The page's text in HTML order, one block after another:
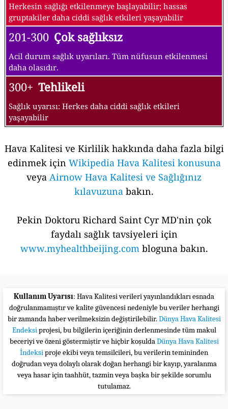
Herkesin sağlığı etkilenmeye başlayabilir; hassas
gruptakiler daha ciddi sağlık etkileri yaşayabilir
201-300 Çok sağlıksız
Acil durum sağlık uyarıları. Tüm nüfusun etkilenmesi
daha olasıdır.
300+ Tehlikeli
Sağlık uyarısı: Herkes daha ciddi sağlık etkileri
yaşayabilir
Hava Kalitesi ve Kirlilik hakkında daha fazla bilgi
edinmek için Wikipedia Hava Kalitesi konusuna
veya Airnow Hava Kalitesi ve Sağlığınız
kılavuzuna bakın.
Pekin Doktoru Richard Saint Cyr MD'nin çok
faydalı sağlık tavsiyeleri için
www.myhealthbeijing.com bloguna bakın.
Kullanım Uyarısı: Hava Kalitesi verileri yayınlandıkları esnada
doğrulanmamıştır ve kalite güvencesi nedeniyle bu veriler herhangi
bir zamanda haber verilmeksizin değiştirilebilir.Dünya Hava Kalitesi
Endeksiprojesi, bu bilgilerin içeriğinin derlenmesinde tüm makul
beceriyi ve özeni göstermiştir ve hiçbir koşuldaDünya Hava Kalitesi
İndeksiproje ekibi veya temsilcileri, bu verilerin temininden
doğrudan veya dolaylı olarak doğan herhangi bir kayıp, yaralanma
veya hasar için taahhüt, tazmin veya başka bir şekilde sorumlu
tutulamaz.